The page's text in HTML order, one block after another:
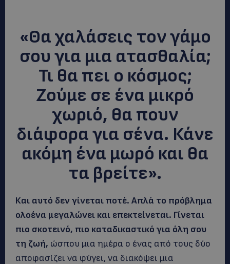
«Θα χαλάσεις τον γάμο
σου για μια ατασθαλία;
Τι θα πει ο κόσμος;
Ζούμε σε ένα μικρό
χωριό, θα πουν
διάφορα για σένα. Κάνε
ακόμη ένα μωρό και θα
τα βρείτε».
Και αυτό δεν γίνεται ποτέ. Απλά το πρόβλημα
ολοένα μεγαλώνει και επεκτείνεται. Γίνεται
πιο σκοτεινό, πιο καταδικαστικό για όλη σου
τη ζωή, ώσπου μια ημέρα ο ένας από τους δύο
αποφασίζει να φύγει, να διακόψει μια